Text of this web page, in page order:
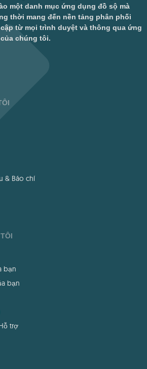
một danh mục ứng dụng đồ sộ mà
thời mang đến nền tảng phân phối
từ mọi trình duyệt và thông qua ứng
chúng tôi.
& Báo chí
bạn
bạn
trợ